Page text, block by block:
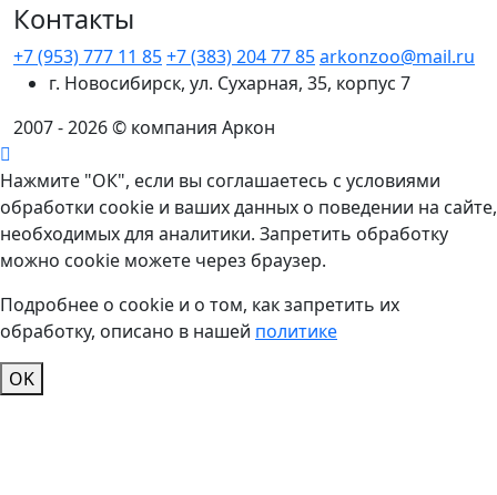
Контакты
+7 (953) 777 11 85+7 (383) 204 77 85arkonzoo@mail.ru
г. Новосибирск, ул. Сухарная, 35, корпус 7
2007 - 2026 © компания Аркон
Нажмите "ОК", если вы соглашаетесь с условиями
обработки cookie и ваших данных о поведении на сайте,
необходимых для аналитики. Запретить обработку
можно cookie можете через браузер.
Подробнее о cookie и о том, как запретить их
обработку, описано в нашей политике
OK